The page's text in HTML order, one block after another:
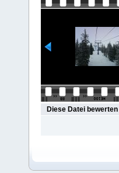
Diese Datei bewerten